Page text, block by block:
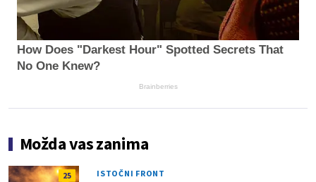
How Does "Darkest Hour" Spotted Secrets That
No One Knew?
Brainberries
Možda vas zanima
25 ISTOČNI FRONT